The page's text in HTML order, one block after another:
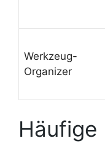
Werkzeug-
Organizer
Häufige